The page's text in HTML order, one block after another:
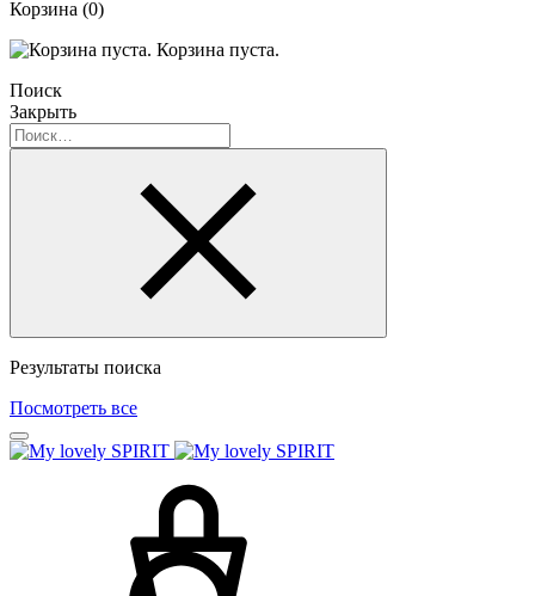
Корзина (0)
Корзина пуста.
Поиск
Закрыть
Результаты поиска
Посмотреть все